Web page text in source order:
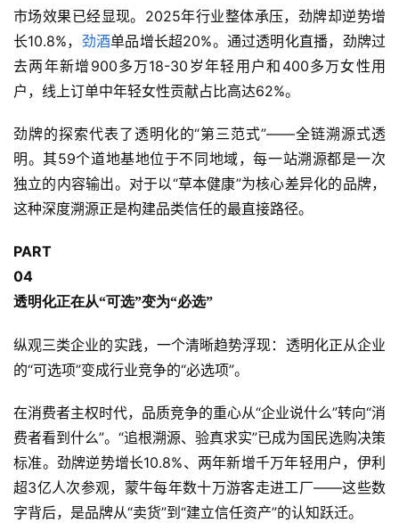
市场效果已经显现。2025年行业整体承压，劲牌却逆势增
长10.8%， 劲酒单品增长超20%。通过透明化直播，劲牌过
去两年新增900多万18-30岁年轻用户和400多万女性用
户，线上订单中年轻女性贡献占比高达62%。
劲牌的探索代表了透明化的“第三范式”——全链溯源式透
明。其59个道地基地位于不同地域，每一站溯源都是一次
独立的内容输出。对于以“草本健康”为核心差异化的品牌，
这种深度溯源正是构建品类信任的最直接路径。
PART
04
透明化正在从“可选”变为“必选”
纵观三类企业的实践，一个清晰趋势浮现：透明化正从企业
的“可选项”变成行业竞争的“必选项”。
在消费者主权时代，品质竞争的重心从“企业说什么”转向“消
费者看到什么”。“追根溯源、验真求实”已成为国民选购决策
标准。劲牌逆势增长10.8%、两年新增千万年轻用户，伊利
超3亿人次参观，蒙牛每年数十万游客走进工厂——这些数
字背后，是品牌从“卖货”到“建立信任资产”的认知跃迁。